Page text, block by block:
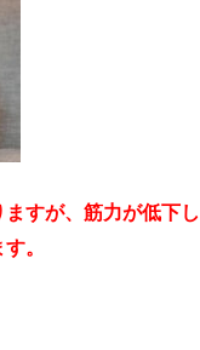
すが、筋力が低下し
。